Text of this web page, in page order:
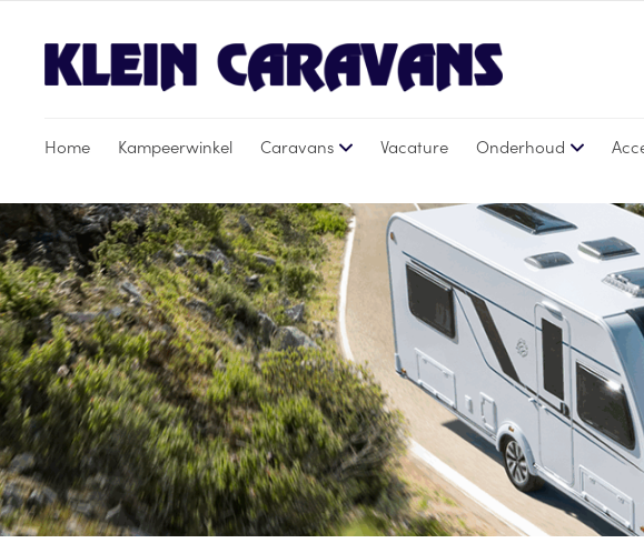
Home Kampeerwinkel Caravans Vacature Onderhoud